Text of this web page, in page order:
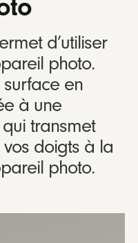
d’utiliser
photo.
surface en
à une
transmet
doigts à la
photo.